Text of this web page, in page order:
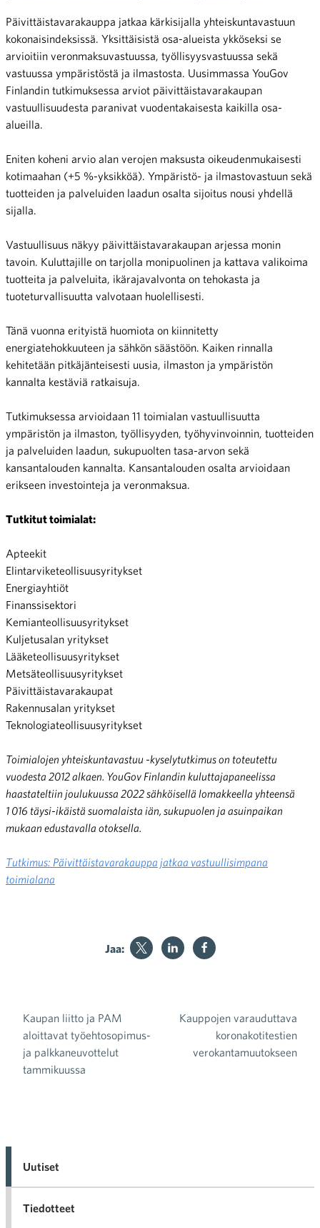
Päivittäistavarakauppa jatkaa kärkisijalla yhteiskuntavastuun
kokonaisindeksissä. Yksittäisistä osa-alueista ykköseksi se
arvioitiin veronmaksuvastuussa, työllisyysvastuussa sekä
vastuussa ympäristöstä ja ilmastosta. Uusimmassa YouGov
Finlandin tutkimuksessa arviot päivittäistavarakaupan
vastuullisuudesta paranivat vuodentakaisesta kaikilla osa-
alueilla.
Eniten koheni arvio alan verojen maksusta oikeudenmukaisesti
kotimaahan (+5 %-yksikköä). Ympäristö- ja ilmastovastuun sekä
tuotteiden ja palveluiden laadun osalta sijoitus nousi yhdellä
sijalla.
Vastuullisuus näkyy päivittäistavarakaupan arjessa monin
tavoin. Kuluttajille on tarjolla monipuolinen ja kattava valikoima
tuotteita ja palveluita, ikärajavalvonta on tehokasta ja
tuoteturvallisuutta valvotaan huolellisesti.
Tänä vuonna erityistä huomiota on kiinnitetty
energiatehokkuuteen ja sähkön säästöön. Kaiken rinnalla
kehitetään pitkäjänteisesti uusia, ilmaston ja ympäristön
kannalta kestäviä ratkaisuja.
Tutkimuksessa arvioidaan 11 toimialan vastuullisuutta
ympäristön ja ilmaston, työllisyyden, työhyvinvoinnin, tuotteiden
ja palveluiden laadun, sukupuolten tasa-arvon sekä
kansantalouden kannalta. Kansantalouden osalta arvioidaan
erikseen investointeja ja veronmaksua.
Tutkitut toimialat:
Apteekit
Elintarviketeollisuusyritykset
Energiayhtiöt
Finanssisektori
Kemianteollisuusyritykset
Kuljetusalan yritykset
Lääketeollisuusyritykset
Metsäteollisuusyritykset
Päivittäistavarakaupat
Rakennusalan yritykset
Teknologiateollisuusyritykset
Toimialojen yhteiskuntavastuu -kyselytutkimus on toteutettu
vuodesta 2012 alkaen. YouGov Finlandin kuluttajapaneelissa
haastateltiin joulukuussa 2022 sähköisellä lomakkeella yhteensä
1 016 täysi-ikäistä suomalaista iän, sukupuolen ja asuinpaikan
mukaan edustavalla otoksella.
Tutkimus: Päivittäistavarakauppa jatkaa vastuullisimpana
toimialana
Jaa:
Artikkelien selaus
Kaupan liitto ja PAM
aloittavat työehtosopimus-
ja palkkaneuvottelut
tammikuussa
Kauppojen varauduttava
koronakotitestien
verokantamuutokseen
Uutiset
Tiedotteet